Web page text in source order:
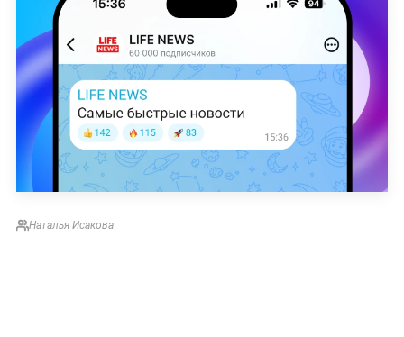
Наталья Исакова